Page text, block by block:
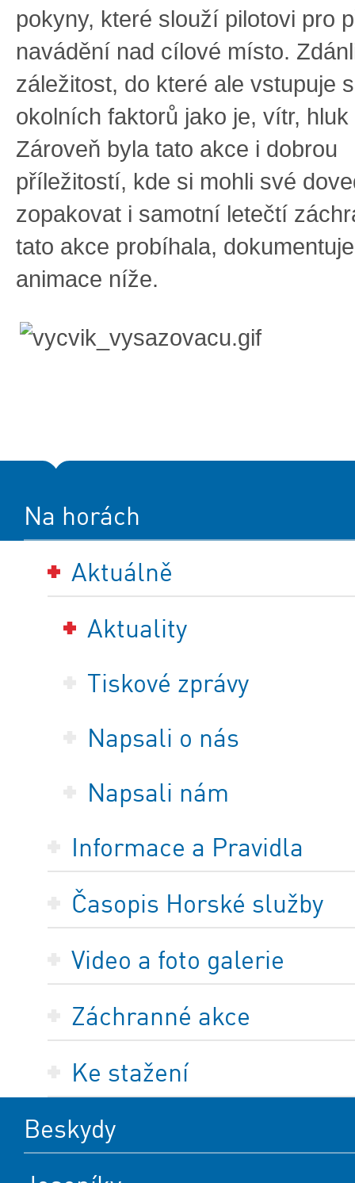
pokyny, které slouží pilotovi pro
navádění nad cílové místo.
záležitost, do které ale vstupuje
okolních faktorů jako je, vítr,
Zároveň byla tato akce i dobrou
příležitostí, kde si mohli své
zopakovat i samotní letečtí
tato akce probíhala,
animace níže.
Na horách
Aktuálně
Aktuality
Tiskové zprávy
Napsali o nás
Napsali nám
Informace a Pravidla
Časopis Horské služby
Video a foto galerie
Záchranné akce
Ke stažení
Beskydy